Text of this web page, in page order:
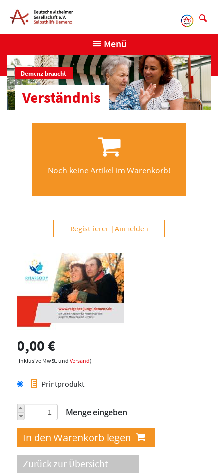
Menü
Demenz braucht
Verständnis
Noch keine Artikel im Warenkorb!
Registrieren Anmelden
0,00 €
(inklusive MwSt. und Versand)
Printprodukt
Menge eingeben
Zurück zur Übersicht